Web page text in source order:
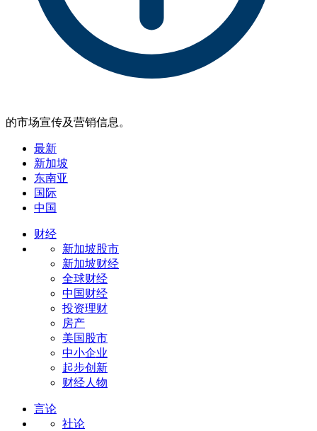
的市场宣传及营销信息。
最新
新加坡
东南亚
国际
中国
财经
新加坡股市
新加坡财经
全球财经
中国财经
投资理财
房产
美国股市
中小企业
起步创新
财经人物
言论
社论